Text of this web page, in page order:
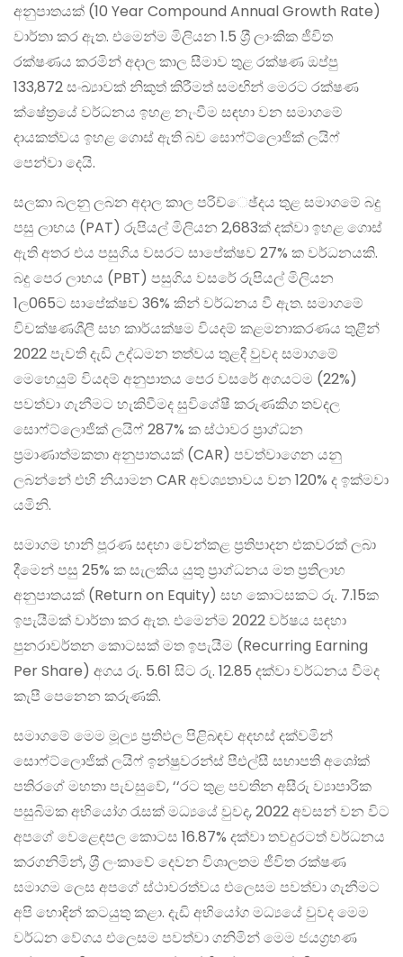
අනුපාතයක් (10 Year Compound Annual Growth Rate)
වාර්තා කර ඇත. එමෙන්ම මිලියන 1.5 ශ‍්‍රී ලාංකික ජීවිත
රක්ෂණය කරමින් අදාල කාල සීමාව තුළ රක්ෂණ ඔප්පු
133,872 සංඛ්‍යාවක් නිකුත් කිරීමත් සමඟින් මෙරට රක්ෂණ
ක්ෂේත‍්‍රයේ වර්ධනය ඉහළ නැංවීම සඳහා වන සමාගමේ
දායකත්වය ඉහළ ගොස් ඇති බව සොෆ්ට්ලොජික් ලයිෆ්
පෙන්වා දෙයි.
සලකා බලනු ලබන අදාල කාල පරිච්ෙඡ්දය තුළ සමාගමේ බදු
පසු ලාභය (PAT) රුපියල් මිලියන 2,683ක් දක්වා ඉහළ ගොස්
ඇති අතර එය පසුගිය වසරට සාපේක්ෂව 27% ක වර්ධනයකි.
බදු පෙර ලාභය (PBT) පසුගිය වසරේ රුපියල් මිලියන
1ල065ට සාපේක්ෂව 36% කින් වර්ධනය වී ඇත. සමාගමේ
විචක්ෂණශීලී සහ කාර්යක්ෂම වියදම් කළමනාකරණය තුළීන්
2022 පැවති දැඩි උද්ධමන තත්වය තුළදී වුවද සමාගමේ
මෙහෙයුම් වියදම් අනුපාතය පෙර වසරේ අගයටම (22%)
පවත්වා ගැනීමට හැකිවීමද සුවිශේෂී කරුණකිග තවදල
සොෆ්ට්ලොජික් ලයිෆ් 287% ක ස්ථාවර ප‍්‍රාග්ධන
ප‍්‍රමාණාත්මකතා අනුපාතයක් (CAR) පවත්වාගෙන යනු
ලබන්නේ එහි නියාමන CAR අවශ්‍යතාවය වන 120% ද ඉක්මවා
යමිනි.
සමාගම හානි පූරණ සඳහා වෙන්කළ ප‍්‍රතිපාදන එකවරක් ලබා
දීමෙන් පසු 25% ක සැලකිය යුතු ප්‍රාග්ධනය මත ප්‍රතිලාභ
අනුපාතයක් (Return on Equity) සහ කොටසකට රු. 7.15ක
ඉපැයීමක් වාර්තා කර ඇත. එමෙන්ම 2022 වර්ෂය සඳහා
පුනරාවර්තන කොටසක් මත ඉපැයීම (Recurring Earning
Per Share) අගය රු. 5.61 සිට රු. 12.85 දක්වා වර්ධනය වීමද
කැපී පෙනෙන කරුණකි.
සමාගමේ මෙම මූල්‍ය ප‍්‍රතිඵල පිළිබඳව අදහස් දක්වමින්
සොෆ්ට්ලොජික් ලයිෆ් ඉන්ෂුවරන්ස් පීඑල්සී සභාපති අශෝක්
පතිරගේ මහතා පැවසුවේ, ‘‘රට තුළ පවතින අසීරු ව්‍යාපාරික
පසුබිමක අභියෝග රැසක් මධ්‍යයේ වුවද, 2022 අවසන් වන විට
අපගේ වෙළෙඳපල කොටස 16.87% දක්වා තවදුරටත් වර්ධනය
කරගනිමින්, ශ‍්‍රී ලංකාවේ දෙවන විශාලතම ජීවිත රක්ෂණ
සමාගම ලෙස අපගේ ස්ථාවරත්වය එලෙසම පවත්වා ගැනීමට
අපි හොඳින් කටයුතු කළා. දැඩි අභියෝග මධ්‍යයේ වුවද මෙම
වර්ධන වේගය එලෙසම පවත්වා ගනිමින් මෙම ජයග‍්‍රහණ